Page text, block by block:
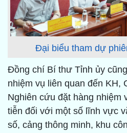
Đại biểu tham dự
Đồng chí Bí thư Tỉnh ủy
nhiệm vụ liên quan đến KH,
Nghiên cứu đặt hàng nhiệm
tiễn đối với một số lĩnh vực
số, cảng thông minh, khu